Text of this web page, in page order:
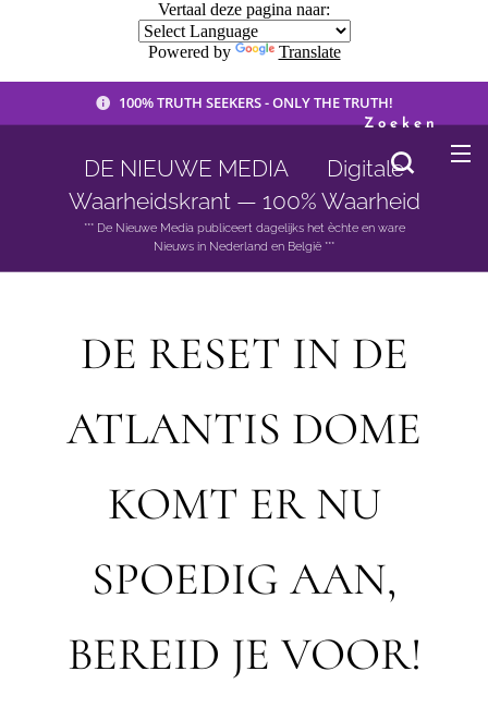
Vertaal deze pagina naar:
Powered by Translate
100% TRUTH SEEKERS - ONLY THE TRUTH!
DE NIEUWE MEDIA 🟣 Digitale
Waarheidskrant — 100% Waarheid
*** De Nieuwe Media publiceert dagelijks het èchte en ware
Nieuws in Nederland en België ***
Zoeken
DE RESET IN DE
ATLANTIS DOME
KOMT ER NU
SPOEDIG AAN,
BEREID JE VOOR!